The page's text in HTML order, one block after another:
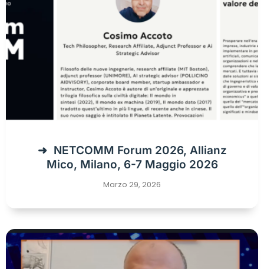
NETCOMM Forum 2026, Allianz
Mico, Milano, 6-7 Maggio 2026
Marzo 29, 2026